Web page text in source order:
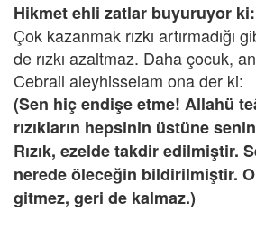
Hikmet ehli zatlar buyuruyor ki:
Çok kazanmak rızkı artırmadığı
de rızkı azaltmaz. Daha çocuk,
Cebrail aleyhisselam ona der ki:
(Sen hiç endişe etme! Allahü
rızıkların hepsinin üstüne
Rızık, ezelde takdir edilmiştir.
nerede öleceğin bildirilmiştir.
gitmez, geri de kalmaz.)